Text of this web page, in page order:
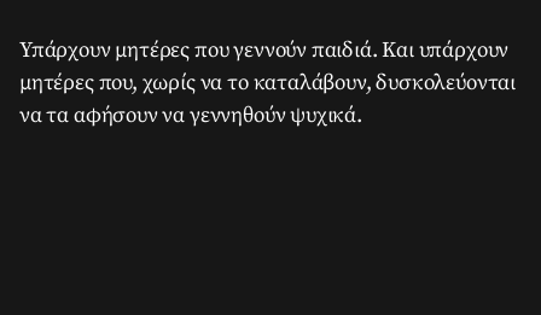
Υπάρχουν μητέρες που γεννούν παιδιά. Και υπάρχουν
μητέρες που, χωρίς να το καταλάβουν, δυσκολεύονται
να τα αφήσουν να γεννηθούν ψυχικά.